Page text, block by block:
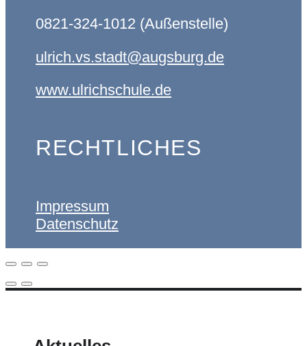
0821-324-1012 (Außenstelle)
ulrich.vs.stadt@augsburg.de
www.ulrichschule.de
RECHTLICHES
Impressum
Datenschutz